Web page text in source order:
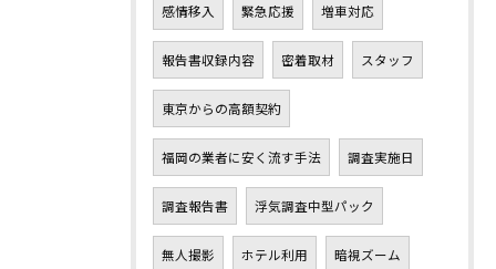
感情移入 緊急応援 増車対応
報告書収録内容 密着取材 スタッフ
東京からの高額契約
福岡の業者に安く流す手法 調査実施日
調査報告書 浮気調査中型パック
無人撮影 ホテル利用 暗視ズーム